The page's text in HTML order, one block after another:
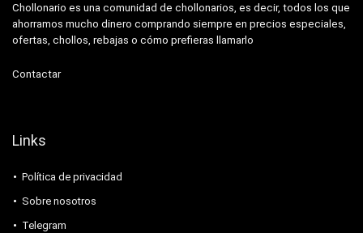
Chollonario es una comunidad de chollonarios, es decir, todos los que
ahorramos mucho dinero comprando siempre en precios especiales,
ofertas, chollos, rebajas o cómo prefieras llamarlo
Contactar
Links
Política de privacidad
Sobre nosotros
Telegram